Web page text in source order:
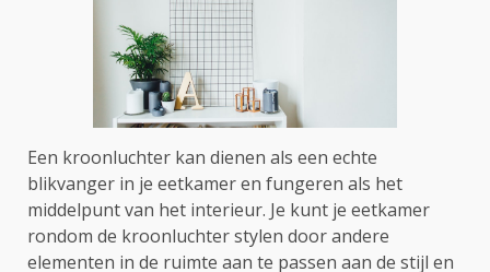
Een kroonluchter kan dienen als een echte
blikvanger in je eetkamer en fungeren als het
middelpunt van het interieur. Je kunt je eetkamer
rondom de kroonluchter stylen door andere
elementen in de ruimte aan te passen aan de stijl en